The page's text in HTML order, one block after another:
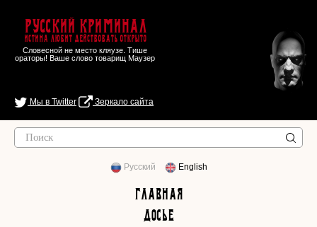
Русский Криминал
Истина любит действовать открыто
Словесной не место кляузе. Тише
ораторы! Ваше слово товарищ Маузер
Мы в Twitter Зеркало сайта
Русский English
Главная
Досье